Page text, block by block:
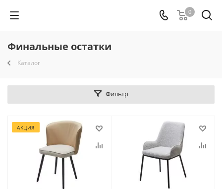
0
Финальные остатки
Каталог
Фильтр
АКЦИЯ